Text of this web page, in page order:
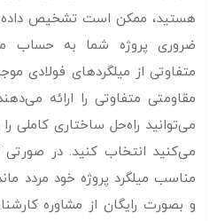
هستید، ممکن است تشخیص داده
ضروری پروژه شما به حساب
متفاوتی از میلگردهای فولادی
مقاومتی متفاوتی را ارائه
می‌توانید راه‌حل ساختاری کاملی
می‌کنید انتخاب کنید. در
مناسب میلگرد پروژه خود مردد
و بصورت رایگان از مشاوره